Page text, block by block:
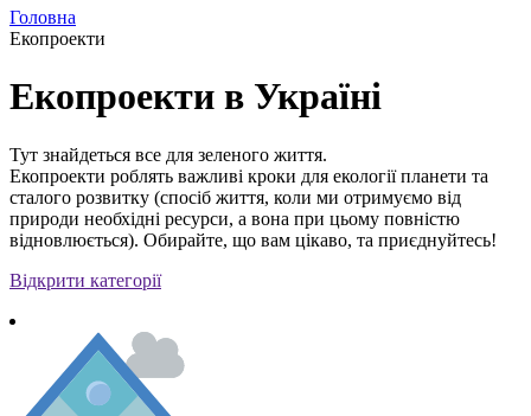
Головна
Екопроекти
Екопроекти в Україні
Тут знайдеться все для зеленого життя.
Екопроекти роблять важливі кроки для екології планети та
сталого розвитку (спосіб життя, коли ми отримуємо від
природи необхідні ресурси, а вона при цьому повністю
відновлюється). Обирайте, що вам цікаво, та приєднуйтесь!
Відкрити категорії